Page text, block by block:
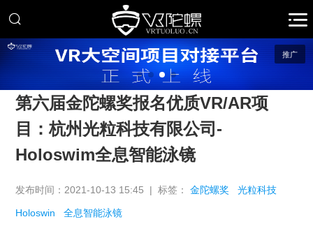
推广
第六届金陀螺奖报名优质VR/AR项
目：杭州光粒科技有限公司-
Holoswim全息智能泳镜
发布时间：2021-10-13 15:45 | 标签：金陀螺奖 光粒科技
Holoswin 全息智能泳镜